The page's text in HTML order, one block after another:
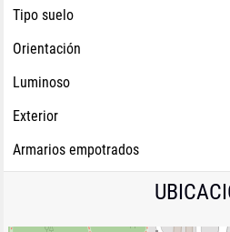
Tipo suelo
Orientación
Luminoso
Exterior
Armarios empotrados